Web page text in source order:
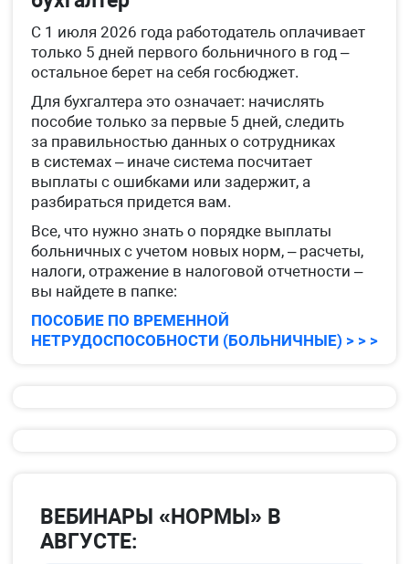
С 1 июля 2026 года работодатель оплачивает
только 5 дней первого больничного в год –
остальное берет на себя госбюджет.
Для бухгалтера это означает: начислять
пособие только за первые 5 дней, следить
за правильностью данных о сотрудниках
в системах – иначе система посчитает
выплаты с ошибками или задержит, а
разбираться придется вам.
Все, что нужно знать о порядке выплаты
больничных с учетом новых норм, – расчеты,
налоги, отражение в налоговой отчетности –
вы найдете в папке:
ПОСОБИЕ ПО ВРЕМЕННОЙ
НЕТРУДОСПОСОБНОСТИ (БОЛЬНИЧНЫЕ) > > >
ВЕБИНАРЫ «НОРМЫ» В
АВГУСТЕ: